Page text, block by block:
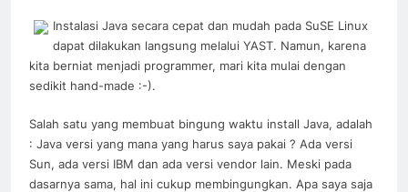
Instalasi Java secara cepat dan mudah pada SuSE Linux
dapat dilakukan langsung melalui YAST. Namun, karena
kita berniat menjadi programmer, mari kita mulai dengan
sedikit hand-made :-).
Salah satu yang membuat bingung waktu install Java, adalah
: Java versi yang mana yang harus saya pakai ? Ada versi
Sun, ada versi IBM dan ada versi vendor lain. Meski pada
dasarnya sama, hal ini cukup membingungkan. Apa saya saja